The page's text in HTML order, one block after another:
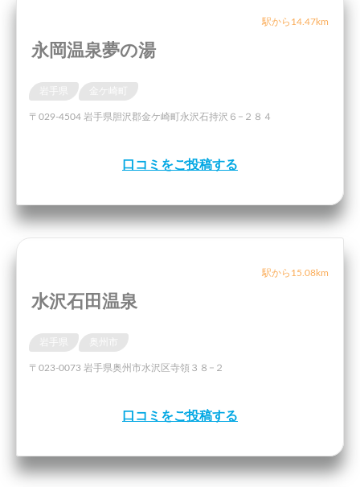
駅から14.47km
永岡温泉夢の湯
岩手県 金ケ崎町
〒029-4504 岩手県胆沢郡金ケ崎町永沢石持沢６−２８４
口コミをご投稿する
駅から15.08km
水沢石田温泉
岩手県
〒023-0073 岩手県奥州市水沢区寺領３８−２
口コミをご投稿する